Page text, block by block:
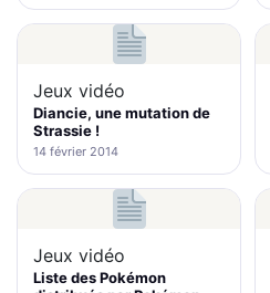
Jeux vidéo
Diancie, une mutation de
Strassie !
14 février 2014
Jeux vidéo
Liste des Pokémon